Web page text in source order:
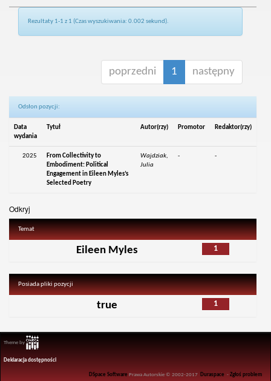
Rezultaty 1-1 z 1 (Czas wyszukiwania: 0.002 sekund).
poprzedni 1 następny
Odsłon pozycji:
Data
wydania
Tytuł Autor(rzy) Promotor Redaktor(rzy)
2025
From Collectivity to
Embodiment: Political
Engagement in Eileen Myles’s
Selected Poetry
Wajdziak,
Julia
- -
Odkryj
Temat
1
Eileen Myles
Posiada pliki pozycji
1
true
Theme by
Deklaracja dostępności
DSpace Software Prawa Autorskie © 2002-2017 Duraspace -Zgłoś problem